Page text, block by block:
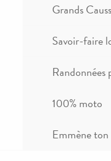
Grands
Savoir-faire
Randonnées
100% moto
Emmène
Beaux Villages de
: Sainte-Minniei,
le nom
de ne pas vous
classé, pittoresque
Gorges du Tarn. La